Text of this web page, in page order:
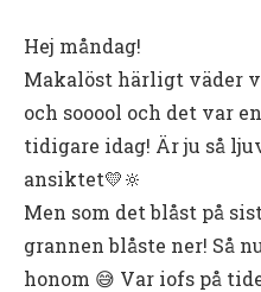
Hej måndag!
Makalöst härligt väder
och sooool och det var
tidigare idag! Är ju så
ansiktet💛🔆
Men som det blåst på
grannen blåste ner! Så
honom 😅 Var iofs på